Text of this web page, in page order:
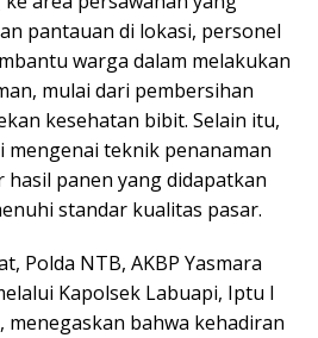
pantauan di lokasi, personel
warga dalam melakukan
mulai dari pembersihan
kesehatan bibit. Selain itu,
mengenai teknik penanaman
panen yang didapatkan
standar kualitas pasar.
Polda NTB, AKBP Yasmara
Kapolsek Labuapi, Iptu I
menegaskan bahwa kehadiran